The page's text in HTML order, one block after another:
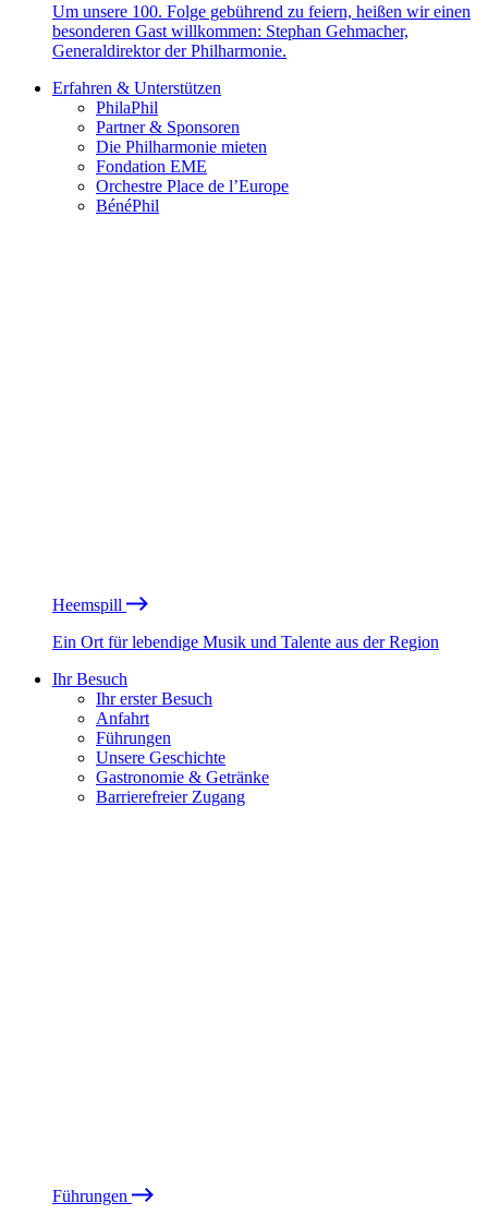
Um unsere 100. Folge gebührend zu feiern, heißen wir einen
besonderen Gast willkommen: Stephan Gehmacher,
Generaldirektor der Philharmonie.
Erfahren & Unterstützen
PhilaPhil
Partner & Sponsoren
Die Philharmonie mieten
Fondation EME
Orchestre Place de l’Europe
BénéPhil
Heemspill
Ein Ort für lebendige Musik und Talente aus der Region
Ihr Besuch
Ihr erster Besuch
Anfahrt
Führungen
Unsere Geschichte
Gastronomie & Getränke
Barrierefreier Zugang
Führungen